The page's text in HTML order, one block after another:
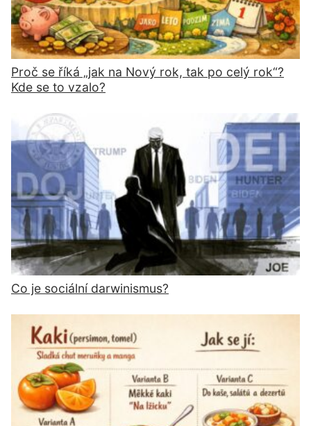
Proč se říká „jak na Nový rok, tak po celý rok“?
Kde se to vzalo?
Co je sociální darwinismus?